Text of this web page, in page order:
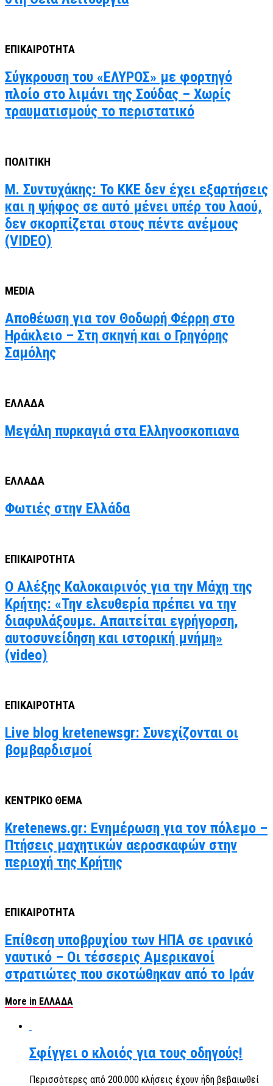
ΕΠΙΚΑΙΡΟΤΗΤΑ
Σύγκρουση του «ΕΛΥΡΟΣ» με φορτηγό
πλοίο στο λιμάνι της Σούδας – Χωρίς
τραυματισμούς το περιστατικό
ΠΟΛΙΤΙΚΗ
Μ. Συντυχάκης: Το ΚΚΕ δεν έχει εξαρτήσεις
και η ψήφος σε αυτό μένει υπέρ του λαού,
δεν σκορπίζεται στους πέντε ανέμους
(VIDEO)
MEDIA
Αποθέωση για τον Θοδωρή Φέρρη στο
Ηράκλειο – Στη σκηνή και ο Γρηγόρης
Σαμόλης
ΕΛΛΑΔΑ
Μεγάλη πυρκαγιά στα Ελληνοσκοπιανα
ΕΛΛΑΔΑ
Φωτιές στην Ελλάδα
ΕΠΙΚΑΙΡΟΤΗΤΑ
Ο Αλέξης Καλοκαιρινός για την Μάχη της
Κρήτης: «Την ελευθερία πρέπει να την
διαφυλάξουμε. Απαιτείται εγρήγορση,
αυτοσυνείδηση και ιστορική μνήμη»
(video)
ΕΠΙΚΑΙΡΟΤΗΤΑ
Live blog kretenewsgr: Συνεχίζονται οι
βομβαρδισμοί
ΚΕΝΤΡΙΚΟ ΘΕΜΑ
Kretenews.gr: Ενημέρωση για τον πόλεμο –
Πτήσεις μαχητικών αεροσκαφών στην
περιοχή της Κρήτης
ΕΠΙΚΑΙΡΟΤΗΤΑ
Επίθεση υποβρυχίου των ΗΠΑ σε ιρανικό
ναυτικό – Οι τέσσερις Αμερικανοί
στρατιώτες που σκοτώθηκαν από το Ιράν
More in ΕΛΛΑΔΑ
Σφίγγει ο κλοιός για τους οδηγούς!
Περισσότερες από 200.000 κλήσεις έχουν ήδη βεβαιωθεί